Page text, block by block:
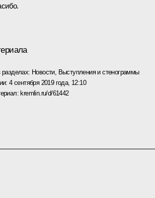
разделах: Новости, Выступления и стенограммы
4 сентября 2019 года, 12:10
kremlin.ru/d/61442